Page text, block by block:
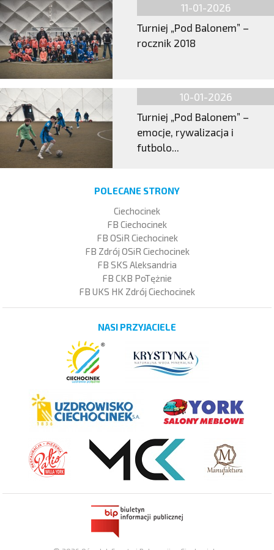
11-01-2026
Turniej „Pod Balonem” –
rocznik 2018
10-01-2026
Turniej „Pod Balonem” –
emocje, rywalizacja i
futbolo...
POLECANE STRONY
Ciechocinek
FB Ciechocinek
FB OSiR Ciechocinek
FB Zdrój OSiR Ciechocinek
FB SKS Aleksandria
FB CKB PoTężnie
FB UKS HK Zdrój Ciechocinek
NASI PRZYJACIELE